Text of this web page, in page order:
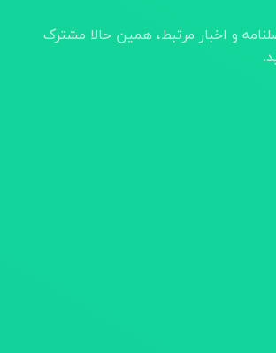
و اخبار مرتبط، همین حالا مشترک